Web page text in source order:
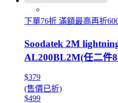
下單76折 滿額最高再折
Soodatek 2M
AL200BL2M(任二件
$379
(售價已折)
$499